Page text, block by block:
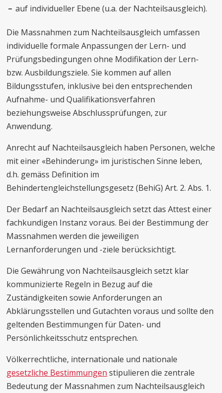
auf individueller Ebene (u.a. der Nachteilsausgleich).
Die Massnahmen zum Nachteilsausgleich umfassen
individuelle formale Anpassungen der Lern- und
Prüfungsbedingungen ohne Modifikation der Lern-
bzw. Ausbildungsziele. Sie kommen auf allen
Bildungsstufen, inklusive bei den entsprechenden
Aufnahme- und Qualifikationsverfahren
beziehungsweise Abschlussprüfungen, zur
Anwendung.
Anrecht auf Nachteilsausgleich haben Personen, welche
mit einer «Behinderung» im juristischen Sinne leben,
d.h. gemäss Definition im
Behindertengleichstellungsgesetz (BehiG) Art. 2. Abs. 1.
Der Bedarf an Nachteilsausgleich setzt das Attest einer
fachkundigen Instanz voraus. Bei der Bestimmung der
Massnahmen werden die jeweiligen
Lernanforderungen und -ziele berücksichtigt.
Die Gewährung von Nachteilsausgleich setzt klar
kommunizierte Regeln in Bezug auf die
Zuständigkeiten sowie Anforderungen an
Abklärungsstellen und Gutachten voraus und sollte den
geltenden Bestimmungen für Daten- und
Persönlichkeitsschutz entsprechen.
Völkerrechtliche, internationale und nationale
gesetzliche Bestimmungen stipulieren die zentrale
Bedeutung der Massnahmen zum Nachteilsausgleich